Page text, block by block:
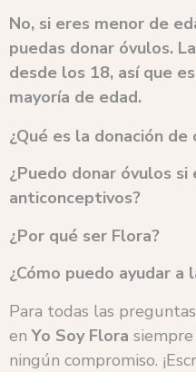
No, si eres menor de
puedas donar óvulos.
desde los 18, así que
mayoría de edad.
¿Qué es la donación de
¿Puedo donar óvulos
anticonceptivos?
¿Por qué ser Flora?
¿Cómo puedo ayudar a
Para todas las
enYo Soy Flora
ningún compromiso.